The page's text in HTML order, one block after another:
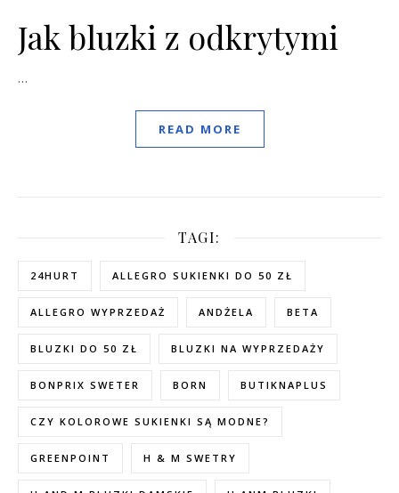
Jak bluzki z odkrytymi
…
READ MORE
TAGI:
24HURT ALLEGRO SUKIENKI DO 50 ZŁ
ALLEGRO WYPRZEDAŻ ANDŻELA BETA
BLUZKI DO 50 ZŁ BLUZKI NA WYPRZEDAŻY
BONPRIX SWETER BORN BUTIKNAPLUS
CZY KOLOROWE SUKIENKI SĄ MODNE?
GREENPOINT H & M SWETRY